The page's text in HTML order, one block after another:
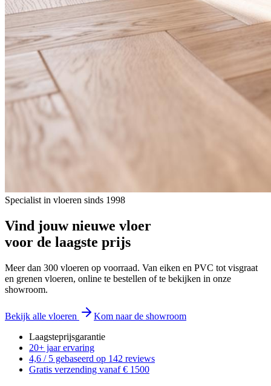
Specialist in vloeren sinds 1998
Vind jouw nieuwe vloer
voor de laagste prijs
Meer dan 300 vloeren op voorraad. Van eiken en PVC tot visgraat
en grenen vloeren, online te bestellen of te bekijken in onze
showroom.
Bekijk alle vloeren
Kom naar de showroom
Laagsteprijsgarantie
20+ jaar ervaring
4,6 / 5 gebaseerd op 142 reviews
Gratis verzending vanaf € 1500